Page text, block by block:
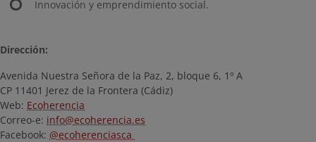
Innovación y emprendimiento social.
Dirección:
Avenida Nuestra Señora de la Paz, 2, bloque 6, 1º A
CP 11401 Jerez de la Frontera (Cádiz)
Web: Ecoherencia
Correo-e: info@ecoherencia.es
Facebook: @ecoherenciasca